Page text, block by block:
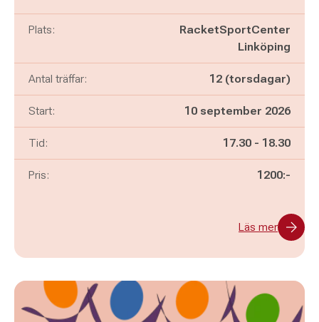
Plats:
RacketSportCenter
Linköping
Antal träffar: 12 (torsdagar)
Start: 10 september 2026
Tid: Pågår mellan
17.30 - och
18.30
Pris: 1200:-
Läs mer